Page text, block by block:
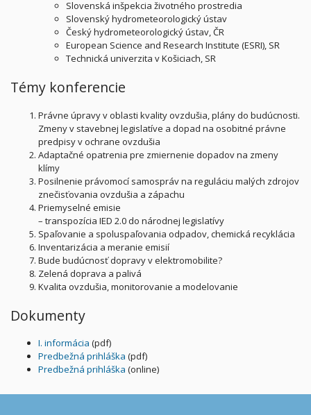
Slovenská inšpekcia životného prostredia
Slovenský hydrometeorologický ústav
Český hydrometeorologický ústav, ČR
European Science and Research Institute (ESRI), SR
Technická univerzita v Košiciach, SR
Témy konferencie
Právne úpravy v oblasti kvality ovzdušia, plány do budúcnosti.
Zmeny v stavebnej legislatíve a dopad na osobitné právne
predpisy v ochrane ovzdušia
Adaptačné opatrenia pre zmiernenie dopadov na zmeny
klímy
Posilnenie právomocí samospráv na reguláciu malých zdrojov
znečisťovania ovzdušia a zápachu
Priemyselné emisie
– transpozícia IED 2.0 do národnej legislatívy
Spaľovanie a spoluspaľovania odpadov, chemická recyklácia
Inventarizácia a meranie emisií
Bude budúcnosť dopravy v elektromobilite?
Zelená doprava a palivá
Kvalita ovzdušia, monitorovanie a modelovanie
Dokumenty
I. informácia (pdf)
Predbežná prihláška (pdf)
Predbežná prihláška (online)